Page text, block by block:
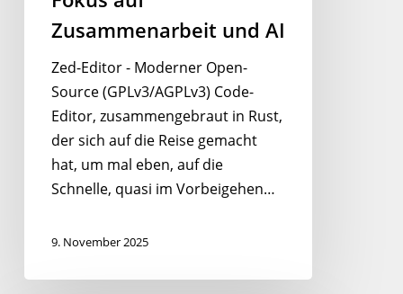
Zusammenarbeit und AI
Zed-Editor - Moderner Open-
Source (GPLv3/AGPLv3) Code-
Editor, zusammengebraut in Rust,
der sich auf die Reise gemacht
hat, um mal eben, auf die
Schnelle, quasi im Vorbeigehen…
9. November 2025